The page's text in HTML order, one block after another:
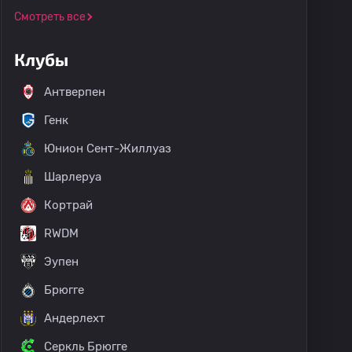
Смотреть все
Клубы
Антверпен
Генк
Юнион Сент-Жиллуаз
Шарлеруа
Кортрай
RWDM
Эупен
Брюгге
Андерлехт
Серкль Брюгге